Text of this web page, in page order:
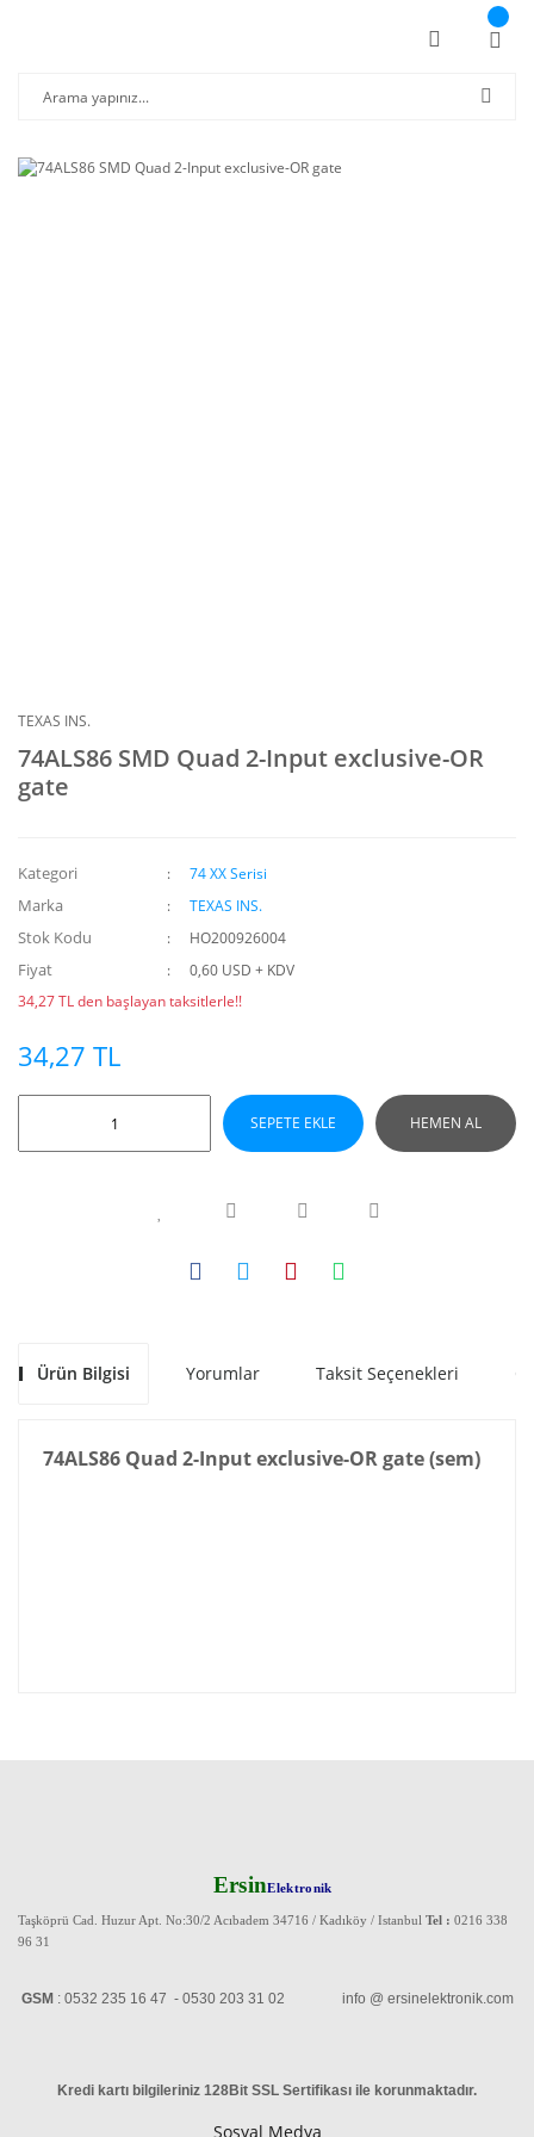
TEXAS INS.
74ALS86 SMD Quad 2-Input exclusive-OR
gate
Kategori 74 XX Serisi
Marka TEXAS INS.
Stok Kodu HO200926004
Fiyat
0,60 USD + KDV
34,27 TL den başlayan taksitlerle!!
34,27 TL
SEPETE EKLE HEMEN AL
Ürün Bilgisi Yorumlar Taksit Seçenekleri
74ALS86 Quad 2-Input exclusive-OR gate (sem)
ErsinElektronik
Taşköprü Cad. Huzur Apt. No:30/2 Acıbadem 34716 / Kadıköy / Istanbul Tel : 0216 338
96 31
GSM : 0532 235 16 47 - 0530 203 31 02 info @ ersinelektronik.com
Kredi kartı bilgileriniz 128Bit SSL Sertifikası ile korunmaktadır.
Sosyal Medya